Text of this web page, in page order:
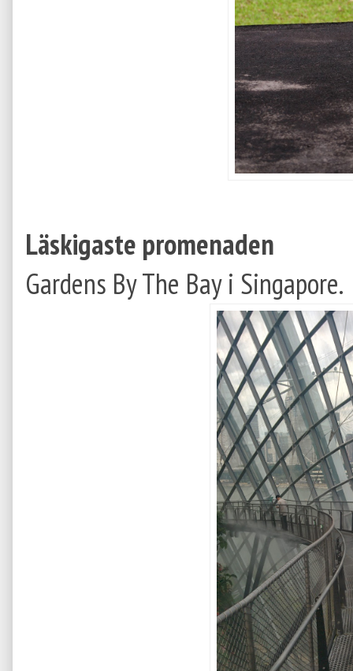
Läskigaste promenaden
Gardens By The Bay i Singapore.